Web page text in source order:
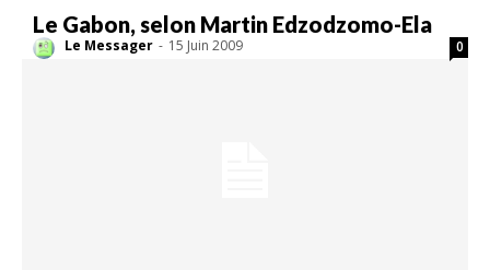
Le Gabon, selon Martin Edzodzomo-Ela
Le Messager - 15 Juin 2009 0